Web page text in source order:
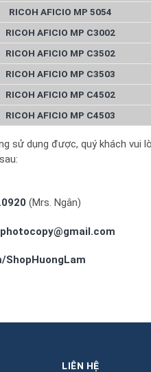
RICOH AFICIO MP 5054
RICOH AFICIO MP C3002
RICOH AFICIO MP C3502
RICOH AFICIO MP C3503
RICOH AFICIO MP C4502
RICOH AFICIO MP C4503
sử dụng được, quý khách
(Mrs. Ngân)
ShopHuongLam
LIÊN HỆ